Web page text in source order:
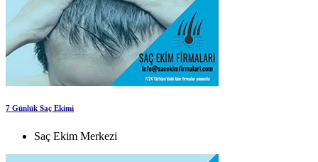
7 Günlük Saç Ekimi
Saç Ekim Merkezi